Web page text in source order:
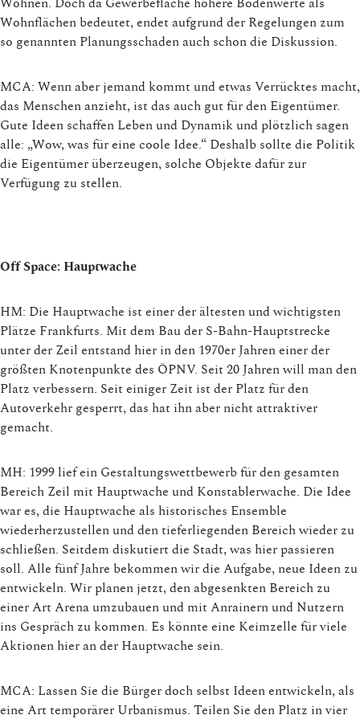
Wohnen. Doch da Gewerbefläche höhere Bodenwerte als
Wohnflächen bedeutet, endet aufgrund der Regelungen zum
so genannten Planungsschaden auch schon die Diskussion.
MCA: Wenn aber jemand kommt und etwas Verrücktes macht,
das Menschen anzieht, ist das auch gut für den Eigentümer.
Gute Ideen schaffen Leben und Dynamik und plötzlich sagen
alle: „Wow, was für eine coole Idee.“ Deshalb sollte die Politik
die Eigentümer überzeugen, solche Objekte dafür zur
Verfügung zu stellen.
Off Space: Hauptwache
HM: Die Hauptwache ist einer der ältesten und wichtigsten
Plätze Frankfurts. Mit dem Bau der S-Bahn-Hauptstrecke
unter der Zeil entstand hier in den 1970er Jahren einer der
größten Knotenpunkte des ÖPNV. Seit 20 Jahren will man den
Platz verbessern. Seit einiger Zeit ist der Platz für den
Autoverkehr gesperrt, das hat ihn aber nicht attraktiver
gemacht.
MH: 1999 lief ein Gestaltungswettbewerb für den gesamten
Bereich Zeil mit Hauptwache und Konstablerwache. Die Idee
war es, die Hauptwache als historisches Ensemble
wiederherzustellen und den tieferliegenden Bereich wieder zu
schließen. Seitdem diskutiert die Stadt, was hier passieren
soll. Alle fünf Jahre bekommen wir die Aufgabe, neue Ideen zu
entwickeln. Wir planen jetzt, den abgesenkten Bereich zu
einer Art Arena umzubauen und mit Anrainern und Nutzern
ins Gespräch zu kommen. Es könnte eine Keimzelle für viele
Aktionen hier an der Hauptwache sein.
MCA: Lassen Sie die Bürger doch selbst Ideen entwickeln, als
eine Art temporärer Urbanismus. Teilen Sie den Platz in vier